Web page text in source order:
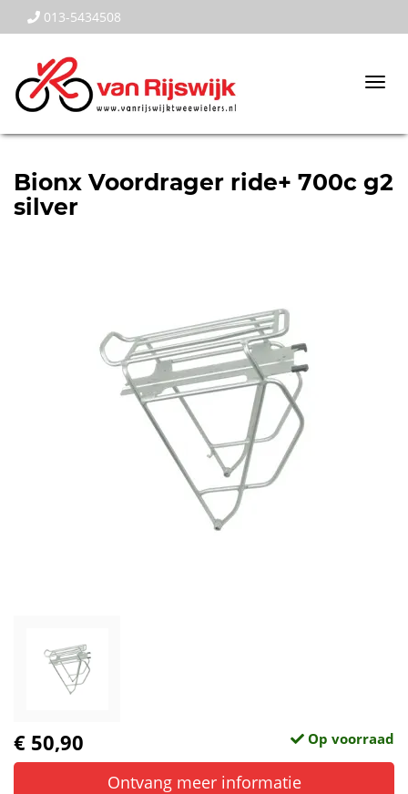
013-5434508
Bionx Voordrager ride+ 700c g2
silver
€ 50,90 Op voorraad
Ontvang meer informatie